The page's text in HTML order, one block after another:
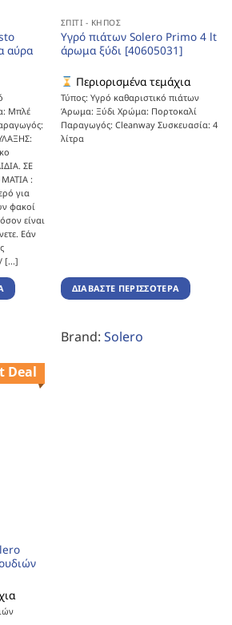
αύρα
Μπλέ
ΣΕ
:
για
φακοί
είναι
Εάν
[...]
ΣΠΊΤΙ - ΚΉΠΟΣ
Υγρό πιάτων Solero Primo 4 lt
άρωμα ξύδι [40605031]
Περιορισμένα τεμάχια
Τύπος: Υγρό καθαριστικό πιάτων
Άρωμα: Ξύδι Χρώμα: Πορτοκαλί
Παραγωγός: Cleanway Συσκευασία: 4
λίτρα
ΔΙΑΒΆΣΤΕ ΠΕΡΙΣΣΌΤΕΡΑ
Brand: Solero
Deal